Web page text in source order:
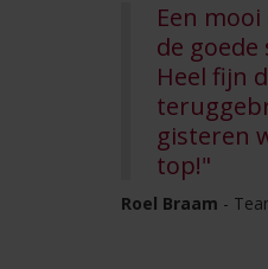
Een
de
Heel fijn
gisteren
top!"
Roel Braam -